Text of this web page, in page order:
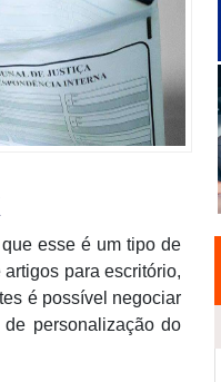
esse é um tipo de
para escritório,
é possível negociar
personalização do